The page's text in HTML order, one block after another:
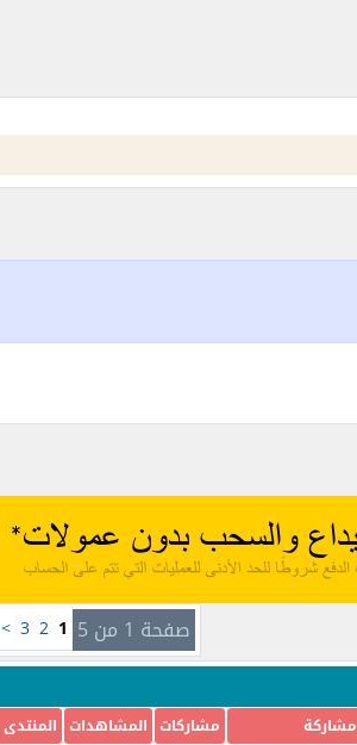
صفحة 1 من 5 1
2
3
>
مشاركات المشاهدات المنتدى